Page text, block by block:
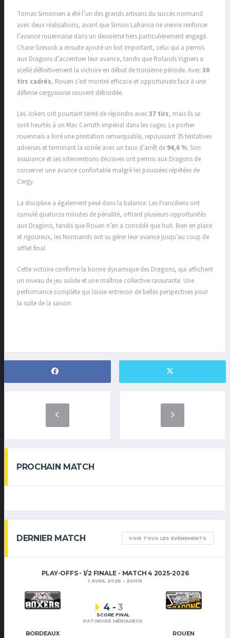
Tomas Simonsen a été l’un des grands artisans du succès normand
avec deux réalisations, avant que Simon Lafrance ne vienne renforcer
l’avance rouennaise dans un deuxième tiers particulièrement engagé.
Chase Gresock a ensuite ajouté un but important, celui qui a permis
aux Dragons d’accentuer leur avance, tandis que Rolands Vigners a
scellé définitivement la victoire en début de troisième période. Avec30
tirs cadrés, Rouen s’est montré efficace et opportuniste face à une
défense cergyssoise souvent débordée.
Les Jokers ont pourtant tenté de répondre avec37 tirs, mais ils se
sont heurtés à un Mac Carruth impérial dans les cages. Le portier
rouennais a livré une prestation remarquable, repoussant 35 tentatives
adverses et terminant la soirée avec un taux d’arrêt de 94,6 %. Son
assurance et ses interventions décisives ont permis aux Dragons de
conserver une avance confortable malgré les poussées répétées de
Cergy.
La discipline a également pesé dans la balance. Les Franciliens ont
cumulé quatorze minutes de pénalité, offrant plusieurs opportunités
aux Dragons, tandis que Rouen n’en a concédé que huit. Bien en place
et rigoureux, les Normands ont su gérer leur avance jusqu’au coup de
sifflet final.
Cette victoire confirme la bonne dynamique des Dragons, qui affichent
un niveau de jeu solide et une maîtrise collective rassurante. Une
performance complète qui laisse entrevoir de belles perspectives pour
la suite de la saison.
PROCHAIN MATCH
DERNIER MATCH VOIR TOUS LES EVÉNEMENTS
PLAY-OFFS - 1/2 FINALE - MATCH 4 2025-2026
1 AVRIL 2026 20H15
BORDEAUX ROUEN
4 -3
SCORE FINAL
PATINOIRE MÉRIADECK